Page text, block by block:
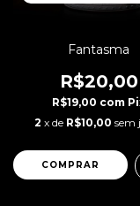
Fantasma
R$20,00
R$19,00 com
2 x de R$10,00 sem